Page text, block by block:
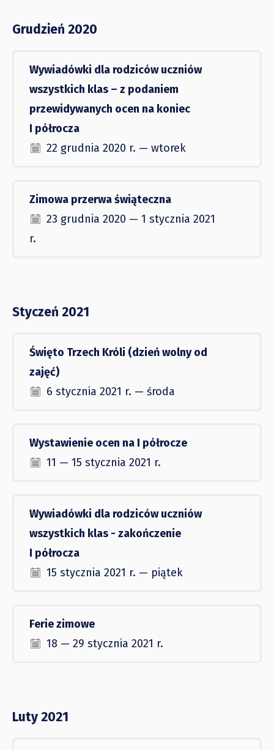
Grudzień 2020
Wywiadówki dla rodziców uczniów
wszystkich klas – z podaniem
przewidywanych ocen na koniec
I półrocza
22 grudnia 2020 r. — wtorek
Zimowa przerwa świąteczna
23 grudnia 2020 — 1 stycznia 2021
r.
Styczeń 2021
Święto Trzech Króli (dzień wolny od
zajęć)
6 stycznia 2021 r. — środa
Wystawienie ocen na I półrocze
11 — 15 stycznia 2021 r.
Wywiadówki dla rodziców uczniów
wszystkich klas - zakończenie
I półrocza
15 stycznia 2021 r. — piątek
Ferie zimowe
18 — 29 stycznia 2021 r.
Luty 2021